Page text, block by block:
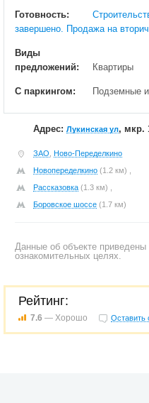
Готовность:
завершено. Продажа на
Виды
предложений:
Квартиры
С паркингом: Подземные
Адрес: Лукинская ул, мкр.
ЗАО Ново-Переделкино
Новопеределкино (1.2 км) ,
Рассказовка (1.3 км) ,
Боровское шоссе (1.7 км)
Данные об объекте приведены
ознакомительных целях.
Рейтинг:
7.6 — Хорошо Оставить